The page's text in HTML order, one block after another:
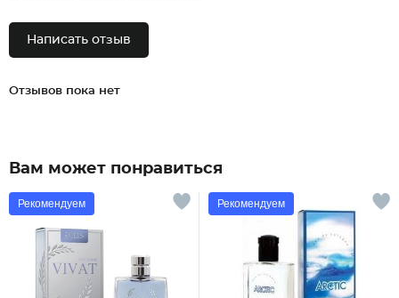
Написать отзыв
Отзывов пока нет
Вам может понравиться
Рекомендуем Рекомендуем